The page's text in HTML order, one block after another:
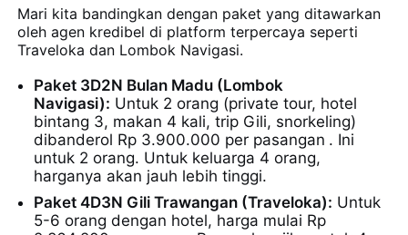
Mari kita bandingkan dengan paket yang ditawarkan
oleh agen kredibel di platform terpercaya seperti
Traveloka dan Lombok Navigasi.
Paket 3D2N Bulan Madu (Lombok
Navigasi): Untuk 2 orang (private tour, hotel
bintang 3, makan 4 kali, trip Gili, snorkeling)
dibanderol Rp 3.900.000 per pasangan. Ini
untuk 2 orang. Untuk keluarga 4 orang,
harganya akan jauh lebih tinggi.
Paket 4D3N Gili Trawangan (Traveloka): Untuk
5-6 orang dengan hotel, harga mulai Rp